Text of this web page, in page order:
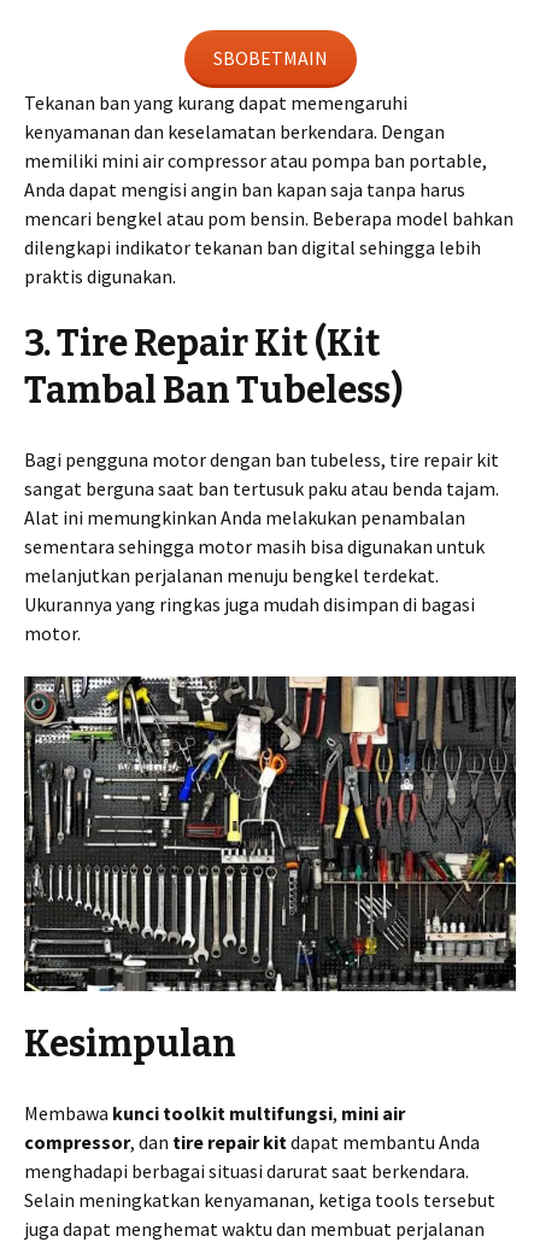
SBOBETMAIN
Tekanan ban yang kurang dapat memengaruhi
kenyamanan dan keselamatan berkendara. Dengan
memiliki mini air compressor atau pompa ban portable,
Anda dapat mengisi angin ban kapan saja tanpa harus
mencari bengkel atau pom bensin. Beberapa model bahkan
dilengkapi indikator tekanan ban digital sehingga lebih
praktis digunakan.
3. Tire Repair Kit (Kit
Tambal Ban Tubeless)
Bagi pengguna motor dengan ban tubeless, tire repair kit
sangat berguna saat ban tertusuk paku atau benda tajam.
Alat ini memungkinkan Anda melakukan penambalan
sementara sehingga motor masih bisa digunakan untuk
melanjutkan perjalanan menuju bengkel terdekat.
Ukurannya yang ringkas juga mudah disimpan di bagasi
motor.
Kesimpulan
Membawa kunci toolkit multifungsi, mini air
compressor, dan tire repair kit dapat membantu Anda
menghadapi berbagai situasi darurat saat berkendara.
Selain meningkatkan kenyamanan, ketiga tools tersebut
juga dapat menghemat waktu dan membuat perjalanan